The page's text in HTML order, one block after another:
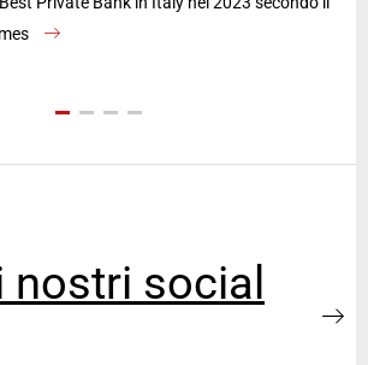
nostri social